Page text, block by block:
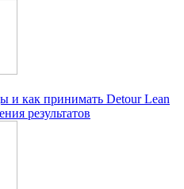
и как принимать Detour Lean
результатов